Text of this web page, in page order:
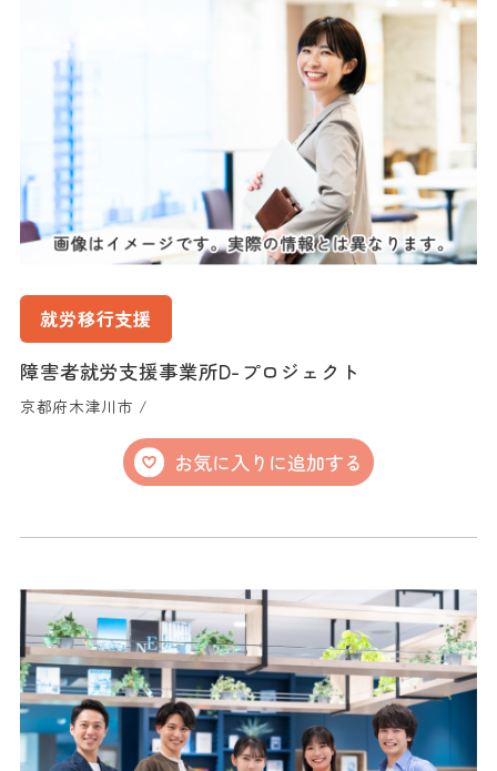
就労移行支援
障害者就労支援事業所D-プロジェクト
京都府木津川市 /
お気に入りに追加する